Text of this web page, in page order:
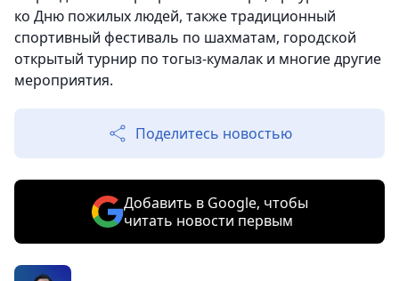
ко Дню пожилых людей, также традиционный
спортивный фестиваль по шахматам, городской
открытый турнир по тогыз-кумалак и многие другие
мероприятия.
Поделитесь новостью
Добавить в Google, чтобы
читать новости первым